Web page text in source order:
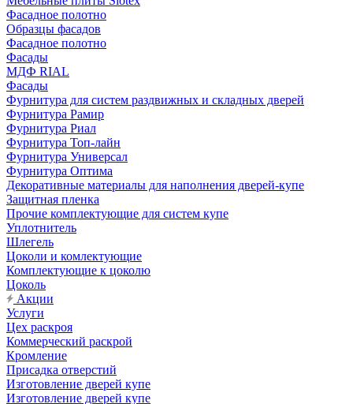
Фасадное полотно
Образцы фасадов
Фасадное полотно
Фасады
МДФ RIAL
Фасады
Фурнитура для систем раздвижных и складных дверей
Фурнитура Рамир
Фурнитура Риал
Фурнитура Топ-лайн
Фурнитура Универсал
Фурнитура Оптима
Декоративные материалы для наполнения дверей-купе
Защитная пленка
Прочие комплектующие для систем купе
Уплотнитель
Шлегель
Цоколи и комлектующие
Комплектующие к цоколю
Цоколь
Акции
Услуги
Цех раскроя
Коммерческий раскрой
Кромление
Присадка отверстий
Изготовление дверей купе
Изготовление дверей купе